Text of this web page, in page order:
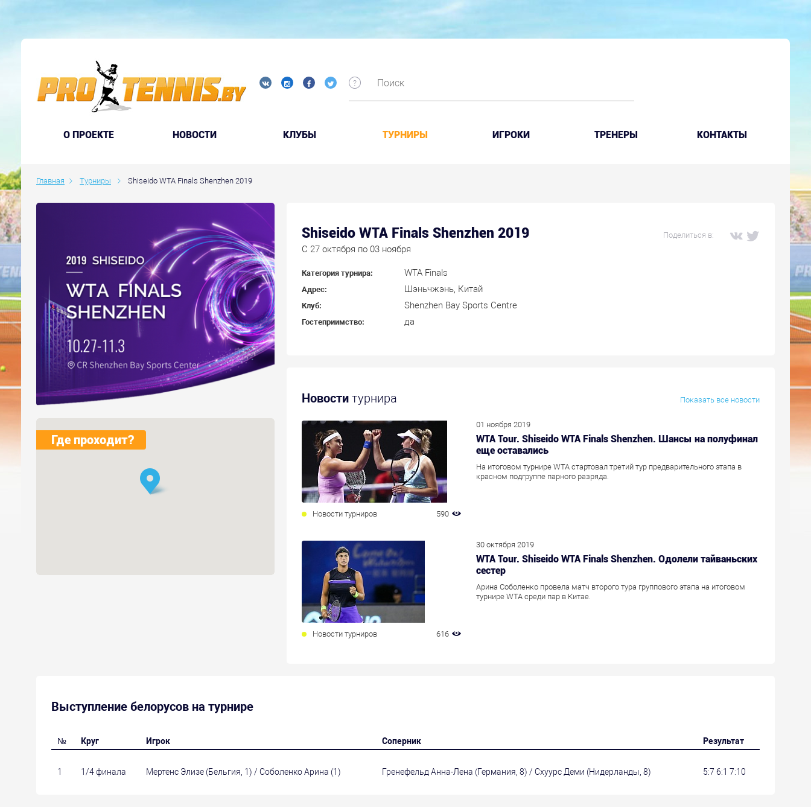
O ПРОЕКТЕ НОВОСТИ КЛУБЫ ТУРНИРЫ ИГРОКИ ТРЕНЕРЫ КОНТАКТЫ
Главная Турниры Shiseido WTA Finals Shenzhen 2019
Поделиться в:
Shiseido WTA Finals Shenzhen 2019
C 27 октября по 03 ноября
Категория турнира: WTA Finals
Адрес: Шэньчжэнь, Китай
Клуб: Shenzhen Bay Sports Centre
Гостеприимство: да
Показать все новости
Новости турнира
Новости турниров 590
01 ноября 2019
WTA Tour. Shiseido WTA Finals Shenzhen. Шансы на полуфинал
еще оставались
На итоговом турнире WTA стартовал третий тур предварительного этапа в
красном подгруппе парного разряда.
Новости турниров 616
30 октября 2019
WTA Tour. Shiseido WTA Finals Shenzhen. Одолели тайваньских
сестер
Арина Соболенко провела матч второго тура группового этапа на итоговом
турнире WTA среди пар в Китае.
Где проходит?
Выступление белорусов на турнире
№ Круг Игрок Соперник Результат
1 1/4 финала Мертенс Элизе (Бельгия, 1) / Соболенко Арина (1) Гренефельд Анна-Лена (Германия, 8) / Схуурс Деми (Нидерланды, 8) 5:7 6:1 7:10